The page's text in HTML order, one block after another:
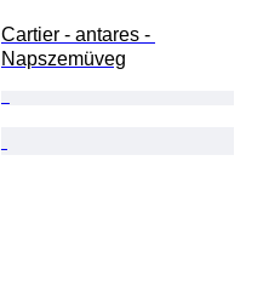
Cartier - antares -
Napszemüveg